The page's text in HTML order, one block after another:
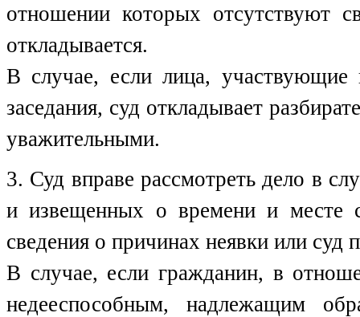
отношении которых отсутствуют
откладывается.
В случае, если лица,
заседания, суд откладывает
уважительными.
3. Суд вправе рассмотреть дело в
и извещенных о времени и месте
сведения о причинах неявки или
В случае, если гражданин, в
недееспособным, надлежащим